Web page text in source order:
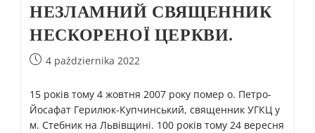
НЕЗЛАМНИЙ СВЯЩЕННИК
НЕСКОРЕНОЇ ЦЕРКВИ.
4 października 2022
15 років тому 4 жовтня 2007 року помер о. Петро-
Йосафат Герилюк-Купчинський, священник УГКЦ у
м. Стебник на Львівщині. 100 років тому 24 вересня